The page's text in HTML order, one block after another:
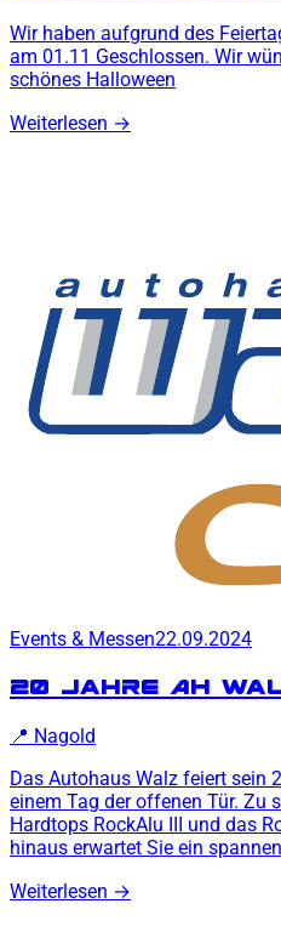
Wir haben aufgrund des
am 01.11 Geschlossen. Wir
schönes Halloween
Weiterlesen →
Events & Messen22.09.2024
20 Jahre AH
📍 Nagold
Das Autohaus Walz feiert sein
einem Tag der offenen Tür. Zu
Hardtops RockAlu III und das
hinaus erwartet Sie ein
Weiterlesen →